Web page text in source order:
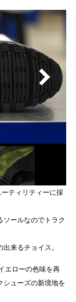
ティリティーに採
ソールなのでトラク
来るチョイス。
エローの色味を再
シューズの新境地を